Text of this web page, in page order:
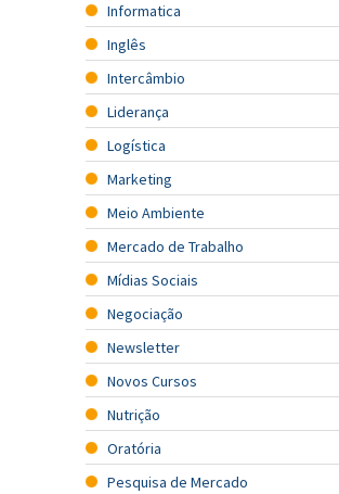
Informatica
Inglês
Intercâmbio
Liderança
Logística
Marketing
Meio Ambiente
Mercado de Trabalho
Mídias Sociais
Negociação
Newsletter
Novos Cursos
Nutrição
Oratória
Pesquisa de Mercado